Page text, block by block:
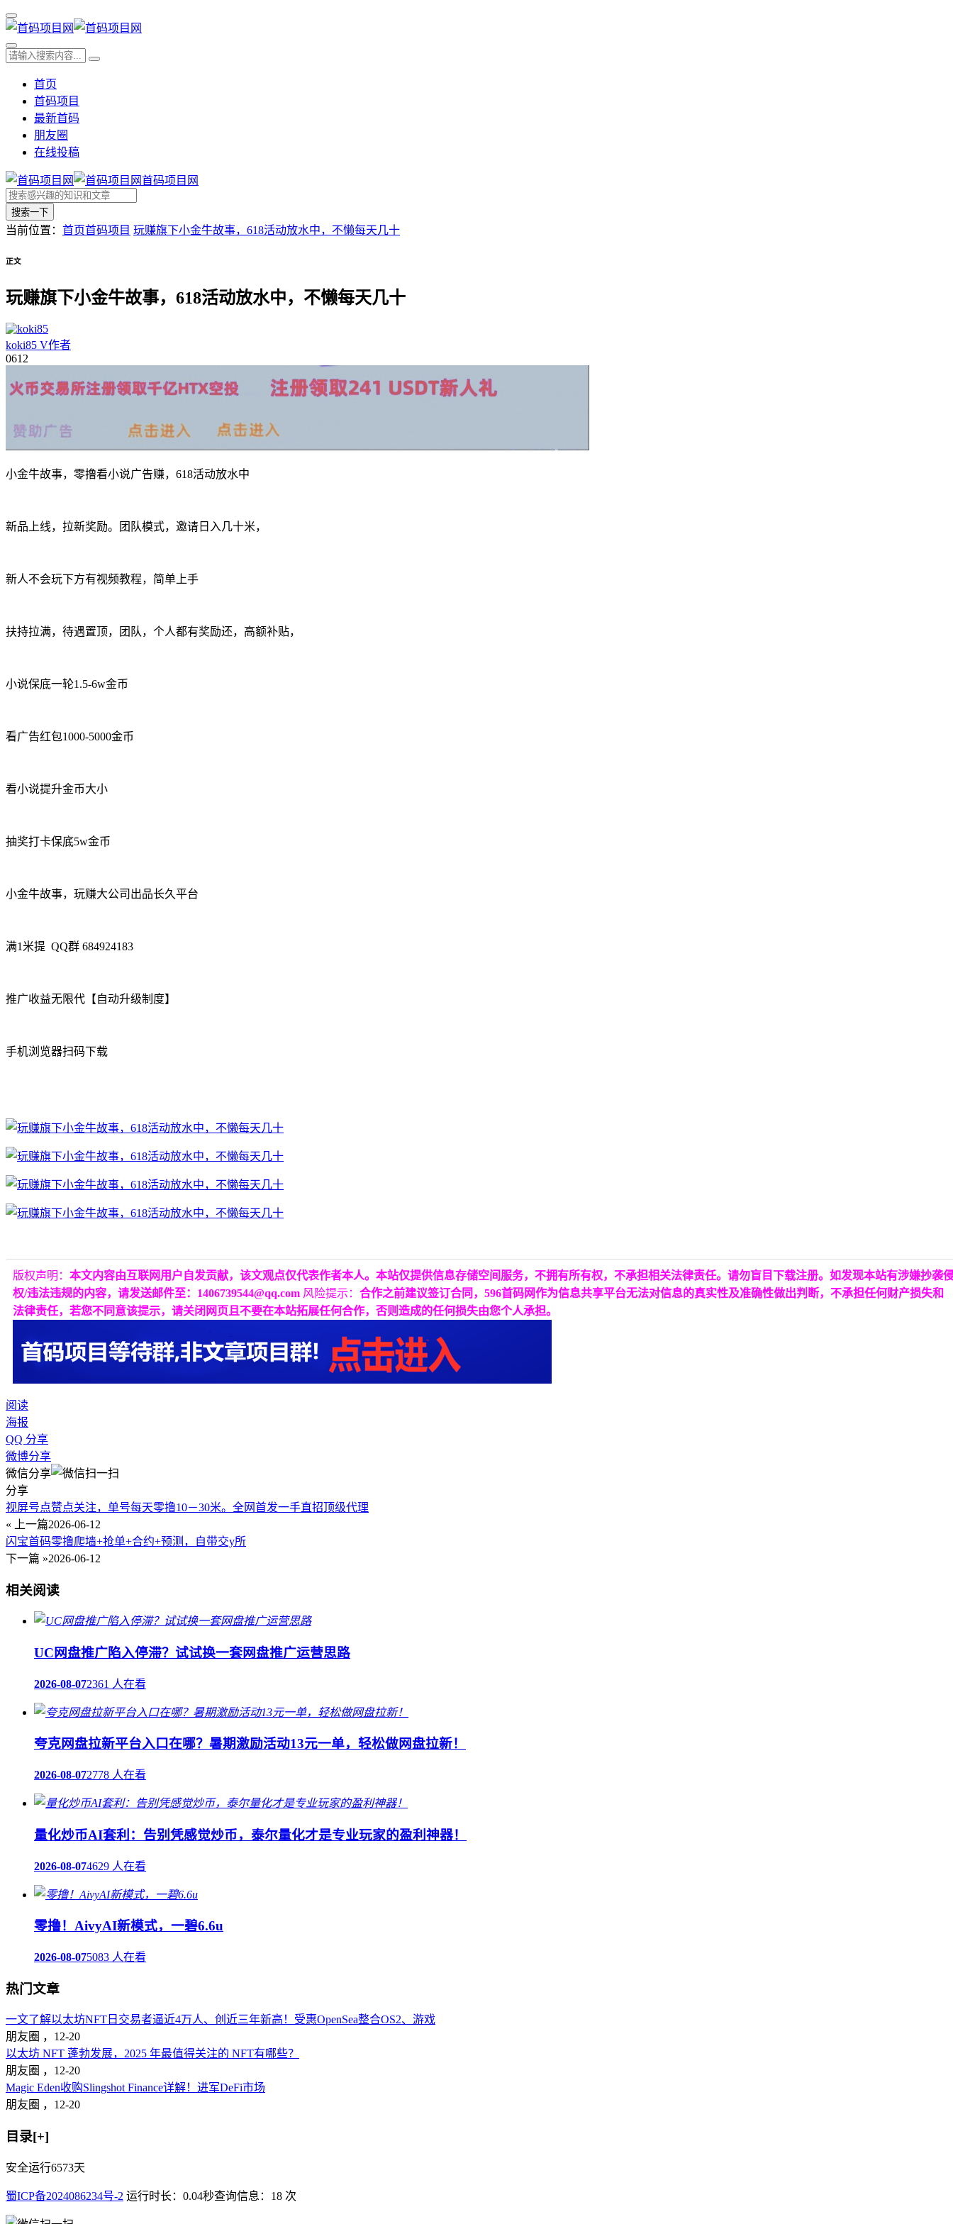
首页
首码项目
最新首码
朋友圈
在线投稿
首码项目网
搜索一下
当前位置： 首页首码项目 玩赚旗下小金牛故事，618活动放水中，不懒每天几十
正文
玩赚旗下小金牛故事，618活动放水中，不懒每天几十
koki85 V作者
0612
小金牛故事，零撸看小说广告赚，618活动放水中
新品上线，拉新奖励。团队模式，邀请日入几十米，
新人不会玩下方有视频教程，简单上手
扶持拉满，待遇置顶，团队，个人都有奖励还，高额补贴，
小说保底一轮1.5-6w金币
看广告红包1000-5000金币
看小说提升金币大小
抽奖打卡保底5w金币
小金牛故事，玩赚大公司出品长久平台
满1米提 QQ群 684924183
推广收益无限代【自动升级制度】
手机浏览器扫码下载
版权声明： 本文内容由互联网用户自发贡献，该文观点仅代表作者本人。本站仅提供信息存储空间服务，不拥有所有权，不承担相关法律责任。请勿盲目下载注册。如发现本站有涉嫌抄袭
权/违法违规的内容，请发送邮件至：1406739544@qq.com 风险提示： 合作之前建议签订合同，596首码网作为信息共享平台无法对信息的真实性及准确性做出判断，不承担任何财产损失和
法律责任，若您不同意该提示，请关闭网页且不要在本站拓展任何合作，否则造成的任何损失由您个人承担。
阅读
海报
QQ 分享
微博分享
微信分享
分享
视屏号点赞点关注，单号每天零撸10－30米。全网首发一手直招顶级代理
« 上一篇2026-06-12
闪宝首码零撸爬墙+抢单+合约+预测，自带交y所
下一篇 »2026-06-12
相关阅读
UC网盘推广陷入停滞？试试换一套网盘推广运营思路
2026-08-072361 人在看
夸克网盘拉新平台入口在哪？暑期激励活动13元一单，轻松做网盘拉新！
2026-08-072778 人在看
量化炒币AI套利：告别凭感觉炒币，泰尔量化才是专业玩家的盈利神器！
2026-08-074629 人在看
零撸！AivyAI新模式，一碧6.6u
2026-08-075083 人在看
热门文章
一文了解以太坊NFT日交易者逼近4万人、创近三年新高！受惠OpenSea整合OS2、游戏
朋友圈 ， 12-20
以太坊 NFT 蓬勃发展，2025 年最值得关注的 NFT有哪些？
朋友圈 ， 12-20
Magic Eden收购Slingshot Finance详解！进军DeFi市场
朋友圈 ， 12-20
目录[+]
安全运行6573天
蜀ICP备2024086234号-2 运行时长：0.04秒查询信息：18 次